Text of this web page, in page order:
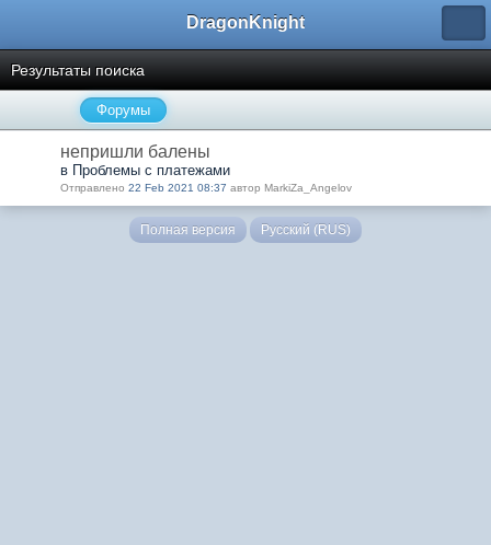
DragonKnight
Результаты поиска
Форумы
непришли балены
в Проблемы с платежами
Отправлено 22 Feb 2021 08:37 автор MarkiZa_Angelov
Полная версия Русский (RUS)